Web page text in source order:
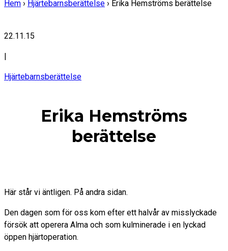
Hem › Hjärtebarnsberättelse › Erika Hemströms berättelse
22.11.15
|
Hjärtebarnsberättelse
Erika Hemströms
berättelse
Här står vi äntligen. På andra sidan.
Den dagen som för oss kom efter ett halvår av misslyckade
försök att operera Alma och som kulminerade i en lyckad
öppen hjärtoperation.